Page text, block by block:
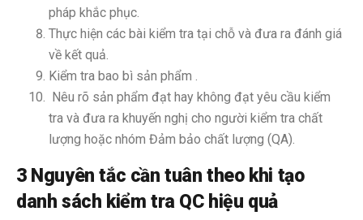
pháp khắc phục.
Thực hiện các bài kiểm tra tại chỗ và đưa ra đánh giá
về kết quả.
Kiểm tra bao bì sản phẩm .
Nêu rõ sản phẩm đạt hay không đạt yêu cầu kiểm
tra và đưa ra khuyến nghị cho người kiểm tra chất
lượng hoặc nhóm Đảm bảo chất lượng (QA).
3 Nguyên tắc cần tuân theo khi tạo
danh sách kiểm tra QC hiệu quả